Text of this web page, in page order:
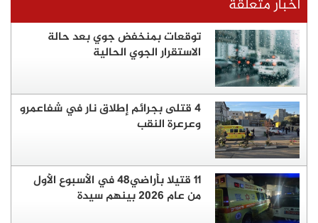
أخبار متعلقة
توقعات بمنخفض جوي بعد حالة
الاستقرار الجوي الحالية
4 قتلى بجرائم إطلاق نار في شفاعمرو
وعرعرة النقب
11 قتيلا بأراضي48 في الأسبوع الأول
من عام 2026 بينهم سيدة